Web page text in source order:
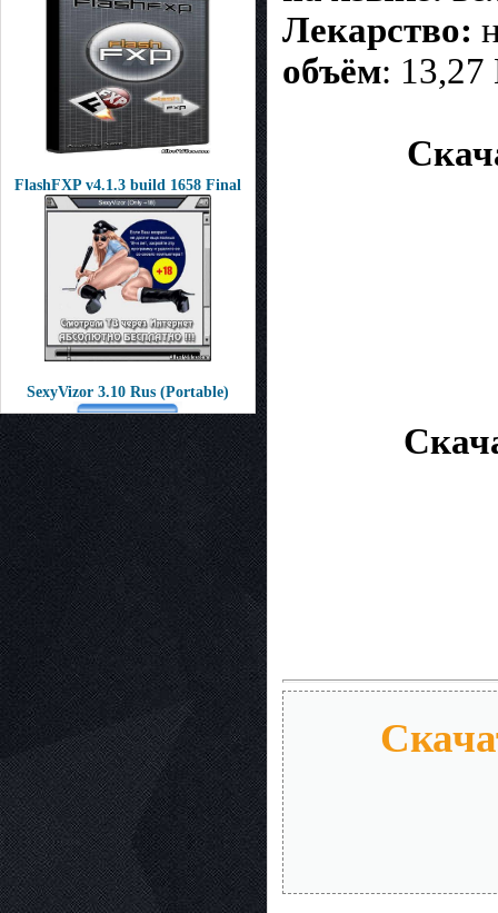
FlashFXP v4.1.3 build 1658 Final
SexyVizor 3.10 Rus (Portable)
Лекарство:
объём: